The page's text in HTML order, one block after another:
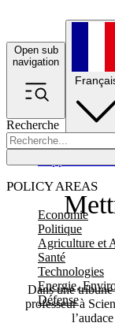
Open sub
navigation
Recherche
POLICY AREAS
Economie
Politique
Agriculture et
Santé
Technologies
Energie,
Défense
Dans une
professeur à